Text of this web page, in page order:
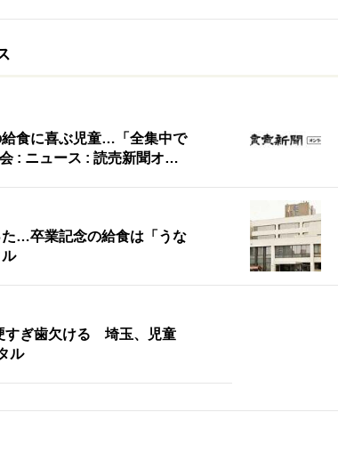
食に喜ぶ児童…「全集中で
: ニュース : 読売新聞オ…
…卒業記念の給食は「うな
すぎ歯欠ける 埼玉、児童
ル